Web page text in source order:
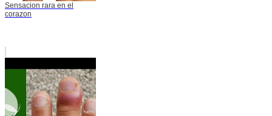
Sensacion rara en el
corazon